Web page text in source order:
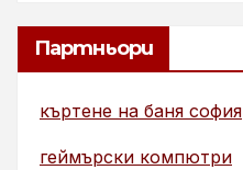
Партньори
къртене на баня софия
геймърски компютри